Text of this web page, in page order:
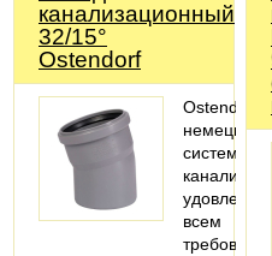
канализационный
32/15°
Ostendorf
Ostendorf-
немецкая
система
всем